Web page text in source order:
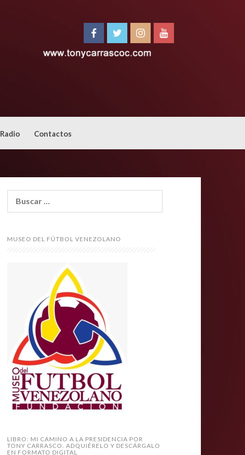
Radio Contactos
MUSEO DEL FÚTBOL VENEZOLANO
LIBRO: MI CAMINO A LA PRESIDENCIA POR
TONY CARRASCO. ADQUIÉRELO Y DESCÁRGALO
EN FORMATO DIGITAL